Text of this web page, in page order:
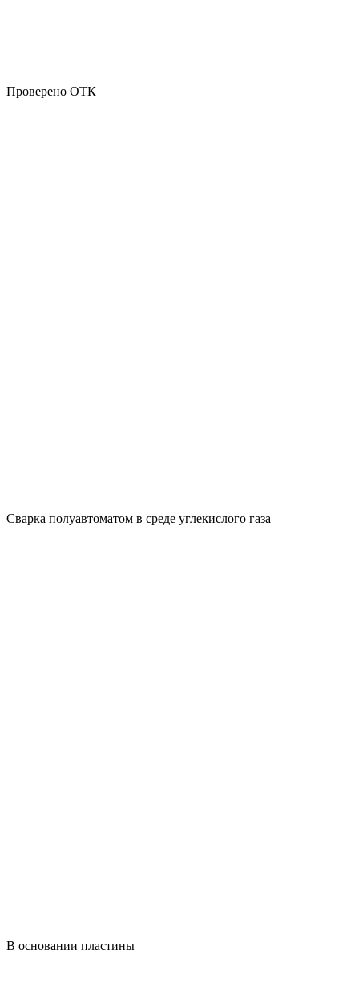
Проверено ОТК
Сварка полуавтоматом в среде углекислого газа
В основании пластины